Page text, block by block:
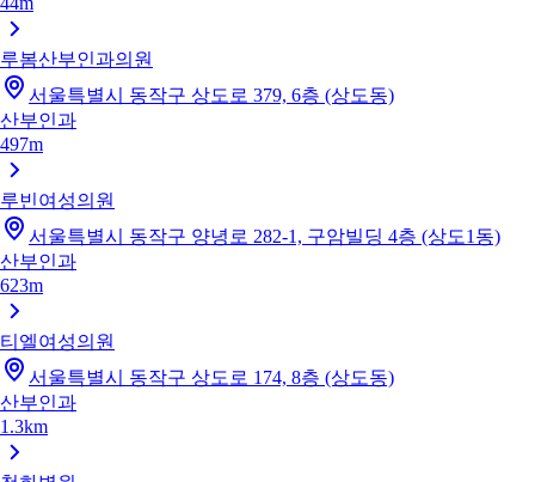
루봄산부인과의원
서울특별시 동작구 상도로 379, 6층 (상도동)
산부인과
497m
루빈여성의원
서울특별시 동작구 양녕로 282-1, 구암빌딩 4층 (상도1동)
산부인과
623m
티엘여성의원
서울특별시 동작구 상도로 174, 8층 (상도동)
산부인과
1.3km